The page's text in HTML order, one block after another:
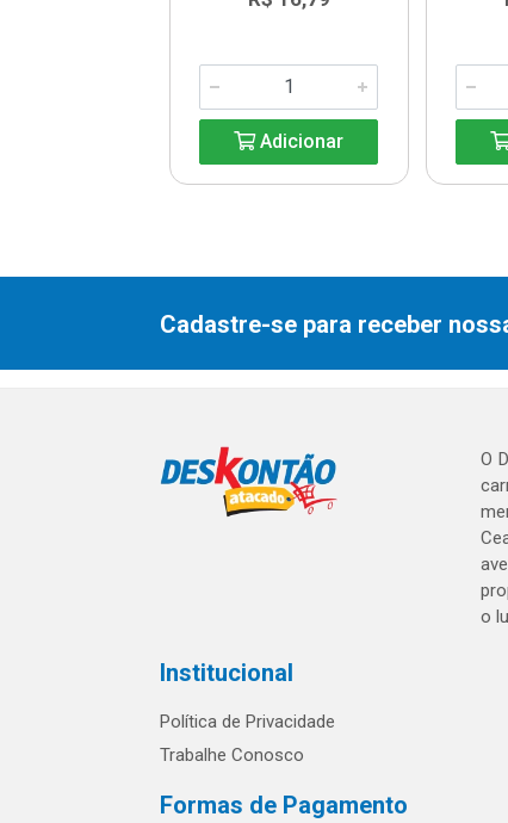
Adicionar
Cadastre-se para receber
O
o
Institucional
Política de Privacidade
Trabalhe Conosco
Formas de Pagamento